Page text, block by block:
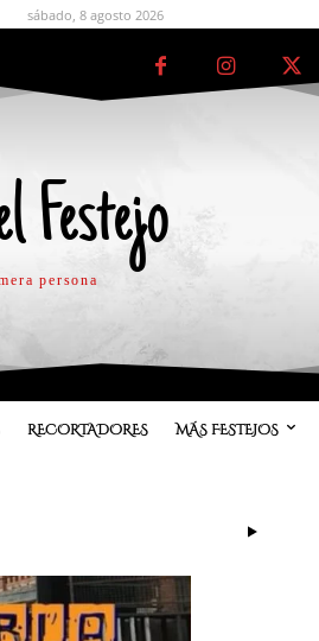
sábado, 8 agosto 2026
Festejo
persona
RECORTADORES MÁS FESTEJOS